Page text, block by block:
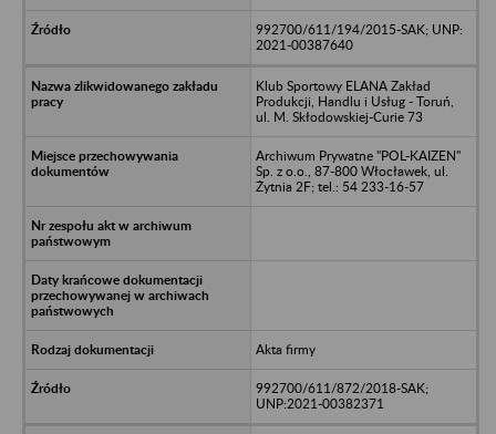
992700/611/194/2015-SAK; UNP:
2021-00387640
Klub Sportowy ELANA Zakład
Produkcji, Handlu i Usług - Toruń,
ul. M. Skłodowskiej-Curie 73
Archiwum Prywatne "POL-KAIZEN"
Sp. z o.o., 87-800 Włocławek, ul.
Żytnia 2F; tel.: 54 233-16-57
Akta firmy
992700/611/872/2018-SAK;
UNP:2021-00382371